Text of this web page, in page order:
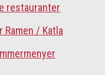
restauranter